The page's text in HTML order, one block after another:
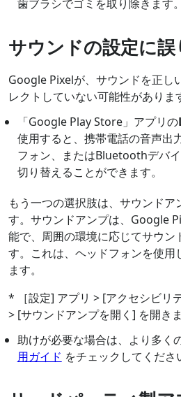
歯ブラシでゴミを取り除きます。
サウンドの設定に誤
Google Pixelが、サウンドを正し
レクトしていない可能性がありま
「Google Play Store」アプリの
使用すると、携帯電話の音声出
フォン、またはBluetoothデバ
切り替えることができます。
もう一つの選択肢は、サウンド
す。サウンドアンプは、Google
能で、周囲の環境に応じてサウン
す。これは、ヘッドフォンを使用
ます。
* ［設定] アプリ > [アクセシビリ
> [サウンドアンプを開く] を開きま
助けが必要な場合は、より多く
用ガイド をチェックしてくださ